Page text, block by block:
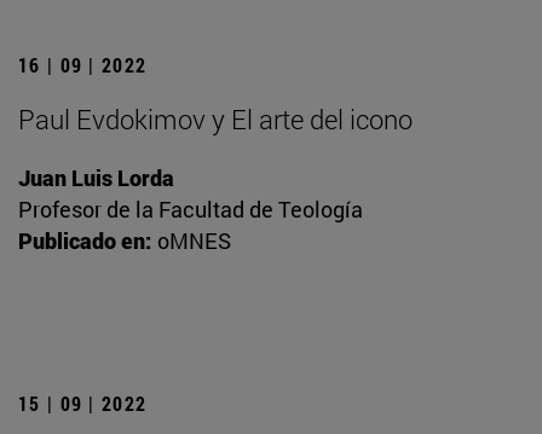
16 | 09 | 2022
Paul Evdokimov y El arte del icono
Juan Luis Lorda
Profesor de la Facultad de Teología
Publicado en: oMNES
15 | 09 | 2022